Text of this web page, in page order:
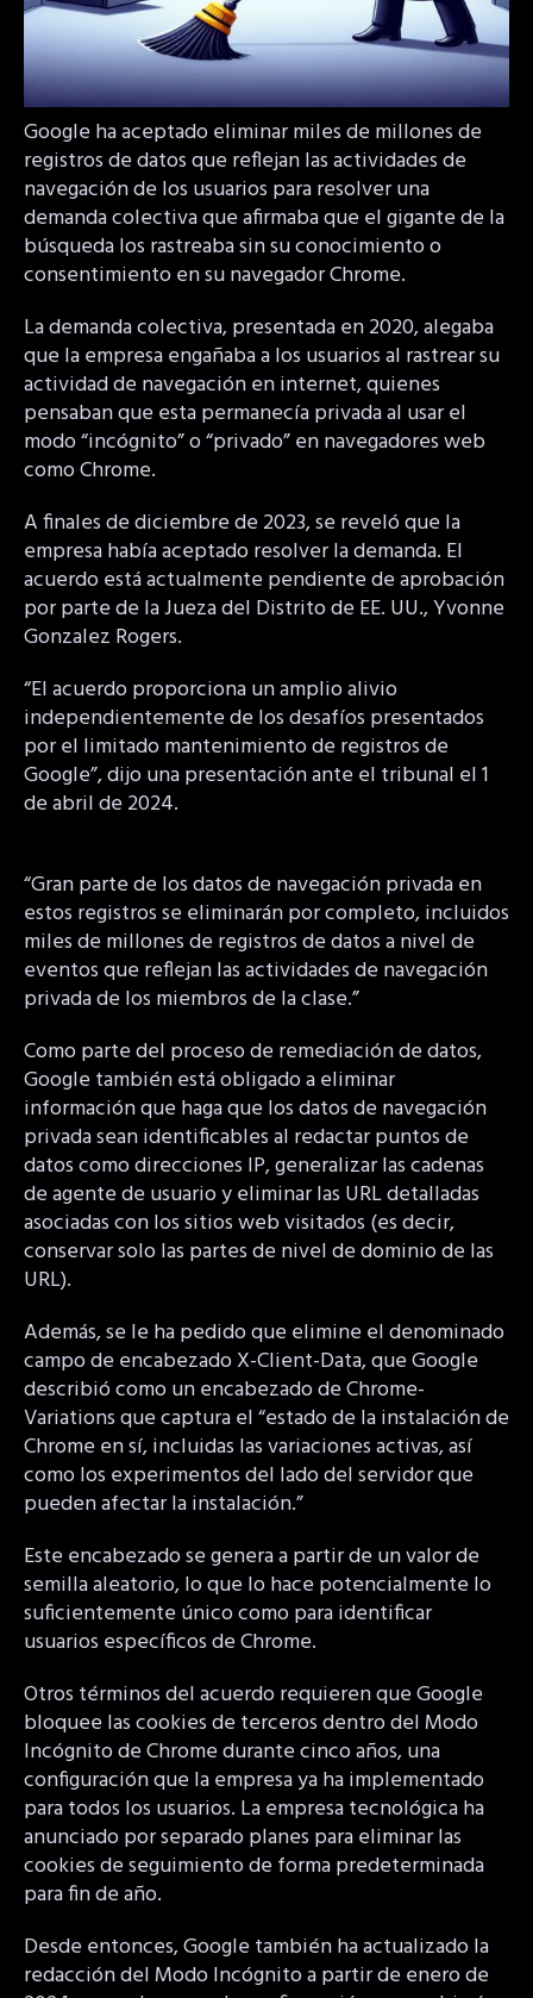
Google ha aceptado eliminar miles de millones de
registros de datos que reflejan las actividades de
navegación de los usuarios para resolver una
demanda colectiva que afirmaba que el gigante de la
búsqueda los rastreaba sin su conocimiento o
consentimiento en su navegador Chrome.
La demanda colectiva, presentada en 2020, alegaba
que la empresa engañaba a los usuarios al rastrear su
actividad de navegación en internet, quienes
pensaban que esta permanecía privada al usar el
modo “incógnito” o “privado” en navegadores web
como Chrome.
A finales de diciembre de 2023, se reveló que la
empresa había aceptado resolver la demanda. El
acuerdo está actualmente pendiente de aprobación
por parte de la Jueza del Distrito de EE. UU., Yvonne
Gonzalez Rogers.
“El acuerdo proporciona un amplio alivio
independientemente de los desafíos presentados
por el limitado mantenimiento de registros de
Google”, dijo una presentación ante el tribunal el 1
de abril de 2024.
“Gran parte de los datos de navegación privada en
estos registros se eliminarán por completo, incluidos
miles de millones de registros de datos a nivel de
eventos que reflejan las actividades de navegación
privada de los miembros de la clase.”
Como parte del proceso de remediación de datos,
Google también está obligado a eliminar
información que haga que los datos de navegación
privada sean identificables al redactar puntos de
datos como direcciones IP, generalizar las cadenas
de agente de usuario y eliminar las URL detalladas
asociadas con los sitios web visitados (es decir,
conservar solo las partes de nivel de dominio de las
URL).
Además, se le ha pedido que elimine el denominado
campo de encabezado X-Client-Data, que Google
describió como un encabezado de Chrome-
Variations que captura el “estado de la instalación de
Chrome en sí, incluidas las variaciones activas, así
como los experimentos del lado del servidor que
pueden afectar la instalación.”
Este encabezado se genera a partir de un valor de
semilla aleatorio, lo que lo hace potencialmente lo
suficientemente único como para identificar
usuarios específicos de Chrome.
Otros términos del acuerdo requieren que Google
bloquee las cookies de terceros dentro del Modo
Incógnito de Chrome durante cinco años, una
configuración que la empresa ya ha implementado
para todos los usuarios. La empresa tecnológica ha
anunciado por separado planes para eliminar las
cookies de seguimiento de forma predeterminada
para fin de año.
Desde entonces, Google también ha actualizado la
redacción del Modo Incógnito a partir de enero de